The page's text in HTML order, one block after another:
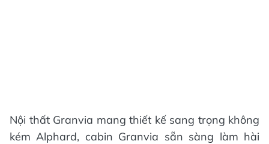
Nội thất Granvia mang thiết kế sang trọng không
kém Alphard, cabin Granvia sẵn sàng làm hài